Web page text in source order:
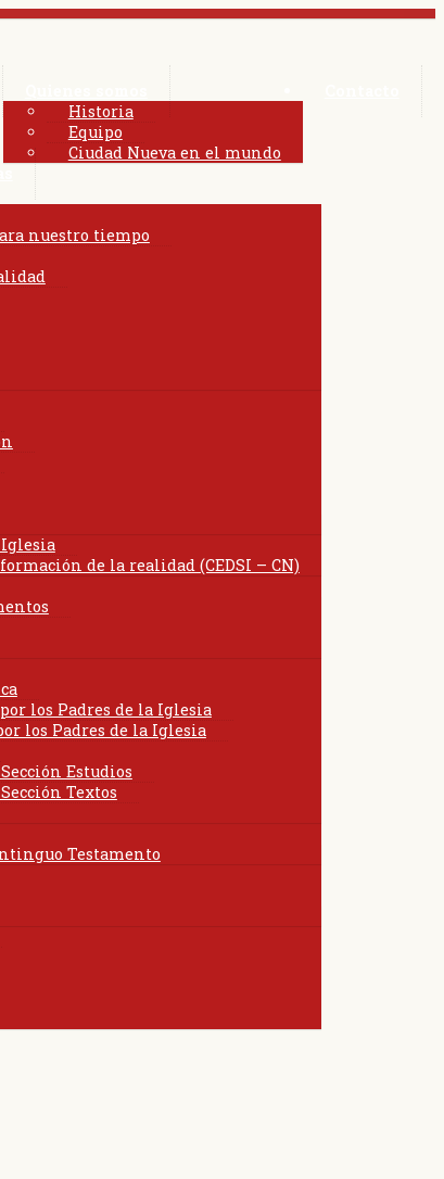
Historia
Equipo
Ciudad Nueva en el mundo
nuestro tiempo
de la realidad (CEDSI – CN)
los Padres de la Iglesia
los Padres de la Iglesia
Estudios
Textos
Testamento